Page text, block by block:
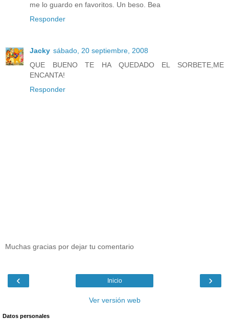
me lo guardo en favoritos. Un beso. Bea
Responder
Jacky sábado, 20 septiembre, 2008
QUE BUENO TE HA QUEDADO EL SORBETE,ME
ENCANTA!
Responder
Muchas gracias por dejar tu comentario
‹ ›
Inicio
Ver versión web
Datos personales